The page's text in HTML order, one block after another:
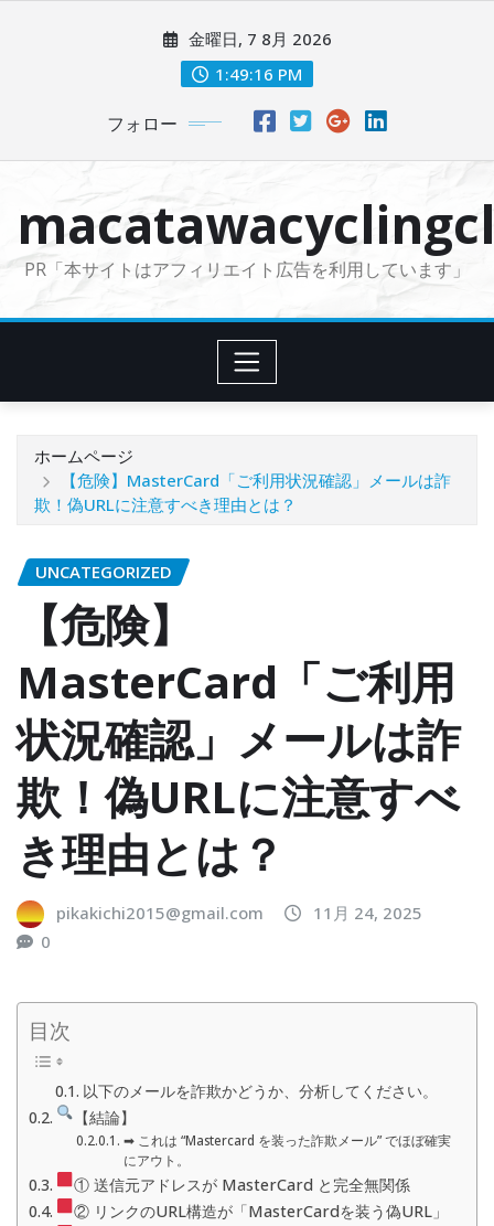
に
金曜日, 7 8月 2026
1:49:18 PM
フォロー
PR「本サイトはアフィリエイト広告を利用しています」
ホームページ
【危険】MasterCard「ご利用状況確認」メールは詐
欺！偽URLに注意すべき理由とは？
UNCATEGORIZED
【危険】
MasterCard「ご利用
状況確認」メールは詐
欺！偽URLに注意すべ
き理由とは？
pikakichi2015@gmail.com
11月 24, 2025
0
目次
以下のメールを詐欺かどうか、分析してください。
【結論】
➡ これは “Mastercard を装った詐欺メール” でほぼ確実
にアウト。
① 送信元アドレスが MasterCard と完全無関係
② リンクのURL構造が「MasterCardを装う偽URL」